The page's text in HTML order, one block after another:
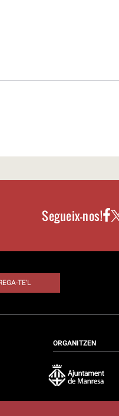
Segueix-nos!
TE’L
ORGANITZEN